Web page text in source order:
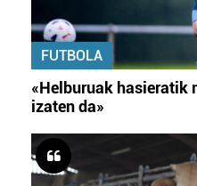
FUTBOLA
«Helburuak hasieratik
izaten da»